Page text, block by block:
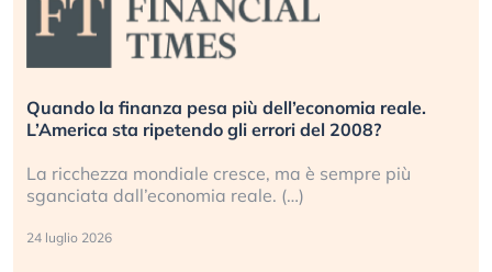
Quando la finanza pesa più dell’economia reale.
L’America sta ripetendo gli errori del 2008?
La ricchezza mondiale cresce, ma è sempre più
sganciata dall’economia reale. (…)
24 luglio 2026